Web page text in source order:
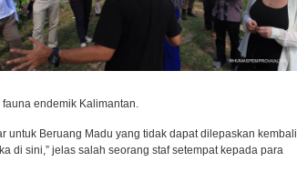
endemik Kalimantan.
untuk Beruang Madu yang tidak dapat dilepaskan kembali
di sini,” jelas salah seorang staf setempat kepada para